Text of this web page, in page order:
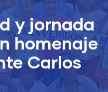
y jornada
homenaje
Carlos